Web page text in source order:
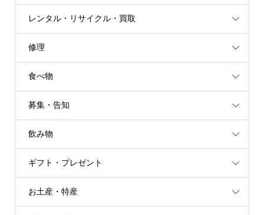
レンタル・リサイクル・買取
修理
食べ物
募集・告知
飲み物
ギフト・プレゼント
お土産・特産